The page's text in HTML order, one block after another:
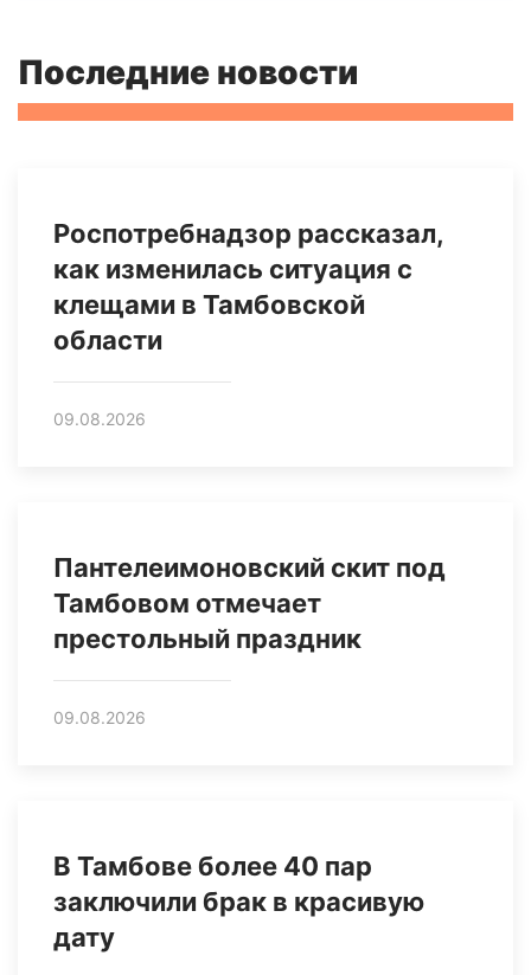
Последние новости
Роспотребнадзор рассказал,
как изменилась ситуация с
клещами в Тамбовской
области
09.08.2026
Пантелеимоновский скит под
Тамбовом отмечает
престольный праздник
09.08.2026
В Тамбове более 40 пар
заключили брак в красивую
дату